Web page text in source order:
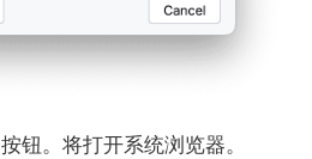
按钮。将打开系统浏览器。